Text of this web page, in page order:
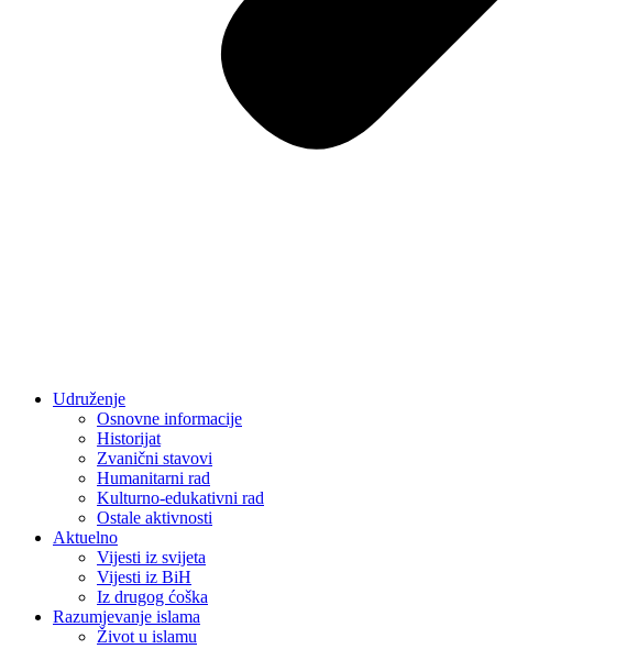
Udruženje
Osnovne informacije
Historijat
Zvanični stavovi
Humanitarni rad
Kulturno-edukativni rad
Ostale aktivnosti
Aktuelno
Vijesti iz svijeta
Vijesti iz BiH
Iz drugog ćoška
Razumjevanje islama
Život u islamu